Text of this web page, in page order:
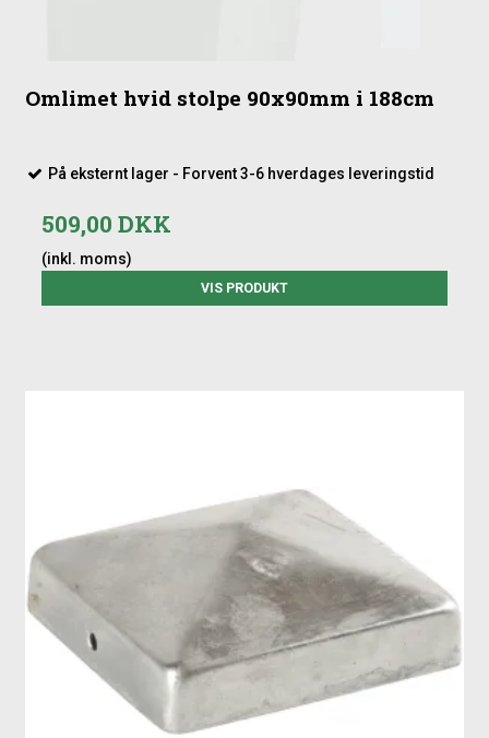
Omlimet hvid stolpe 90x90mm i 188cm
På eksternt lager - Forvent 3-6 hverdages leveringstid
509,00 DKK
(inkl. moms)
VIS PRODUKT